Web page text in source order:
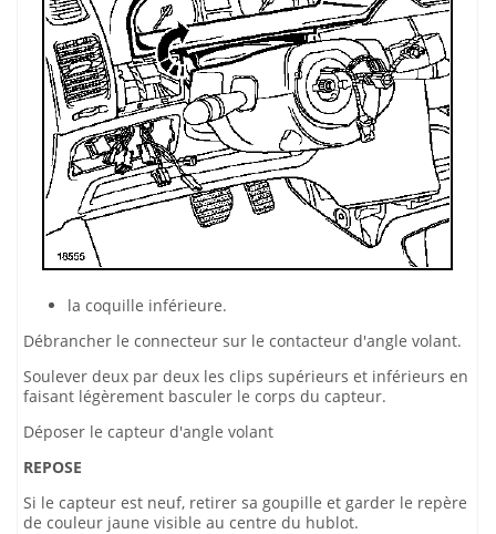
la coquille inférieure.
Débrancher le connecteur sur le contacteur d'angle volant.
Soulever deux par deux les clips supérieurs et inférieurs en
faisant légèrement basculer le corps du capteur.
Déposer le capteur d'angle volant
REPOSE
Si le capteur est neuf, retirer sa goupille et garder le repère
de couleur jaune visible au centre du hublot.